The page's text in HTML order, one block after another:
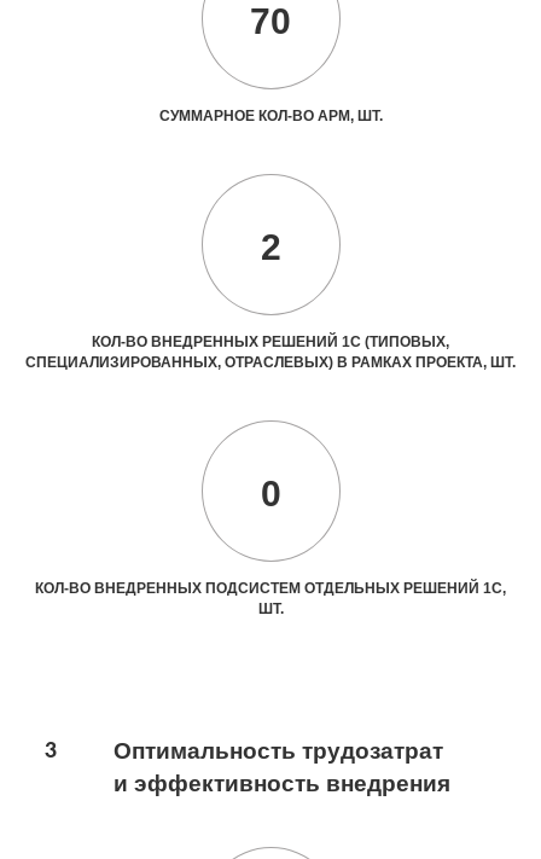
70
СУММАРНОЕ КОЛ-ВО АРМ, ШТ.
2
КОЛ-ВО ВНЕДРЕННЫХ РЕШЕНИЙ 1С (ТИПОВЫХ,
СПЕЦИАЛИЗИРОВАННЫХ, ОТРАСЛЕВЫХ) В РАМКАХ ПРОЕКТА, ШТ.
0
КОЛ-ВО ВНЕДРЕННЫХ ПОДСИСТЕМ ОТДЕЛЬНЫХ РЕШЕНИЙ 1С,
ШТ.
3
Оптимальность трудозатрат
и эффективность внедрения